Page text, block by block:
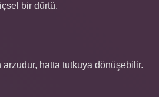
bir dürtü.
hatta tutkuya dönüşebilir.